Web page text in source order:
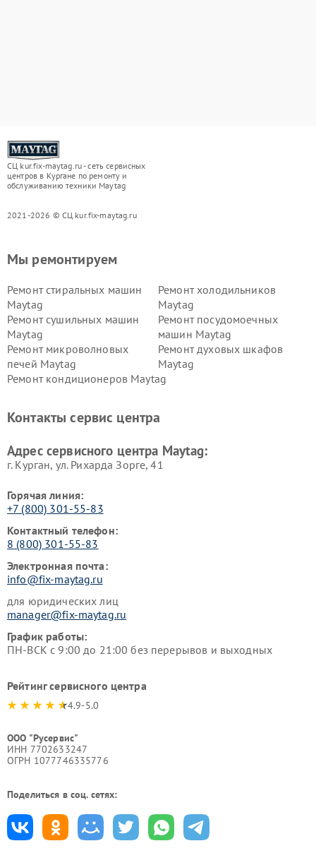
СЦ kur.fix-maytag.ru - сеть сервисных
центров в Кургане по ремонту и
обслуживанию техники Maytag
2021-2026 © СЦ kur.fix-maytag.ru
Мы ремонтируем
Ремонт стиральных машин
Maytag
Ремонт холодильников
Maytag
Ремонт сушильных машин
Maytag
Ремонт посудомоечных
машин Maytag
Ремонт микроволновых
печей Maytag
Ремонт духовых шкафов
Maytag
Ремонт кондиционеров Maytag
Контакты сервис центра
Адрес сервисного центра Maytag:
г. Курган, ул. Рихарда Зорге, 41
Горячая линия:
+7 (800) 301-55-83
Контактный телефон:
8 (800) 301-55-83
Электронная почта:
info@fix-maytag.ru
для юридических лиц
manager@fix-maytag.ru
График работы:
ПН-ВСК с 9:00 до 21:00 без перерывов и выходных
Рейтинг сервисного центра
4.9-5.0
ООО "Русервис"
ИНН 7702633247
ОГРН 1077746335776
Поделиться в соц. сетях: